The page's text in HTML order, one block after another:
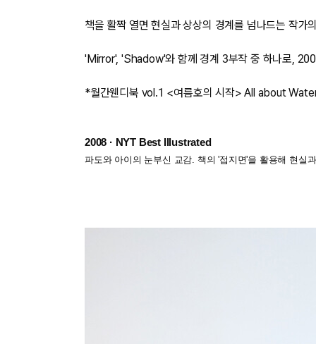
책을 활짝 열면 현실과 상상의 경계를 넘나드는 작가
'Mirror', 'Shadow'와 함께 경계 3부작 중 하나로,
*월간웬디북 vol.1 <여름호의 시작> All about
2008 · NYT Best Illustrated
파도와 아이의 눈부신 교감. 책의 '접지면'을 활용해 현실